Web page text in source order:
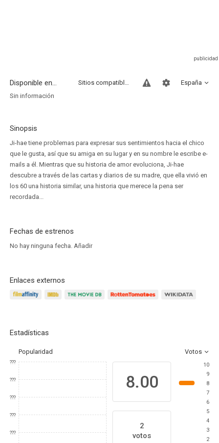
Disponible en... España
Sitios compatibles
Sin información
Sinopsis
Ji-hae tiene problemas para expresar sus sentimientos hacia el chico
que le gusta, así que su amiga en su lugar y en su nombre le escribe e-
mails a él. Mientras que su historia de amor evoluciona, Ji-hae
descubre a través de las cartas y diarios de su madre, que ella vivió en
los 60 una historia similar, una historia que merece la pena ser
recordada...
Fechas de estrenos
No hay ninguna fecha. Añadir
Enlaces externos
Estadísticas
Popularidad Votos
???
???
???
???
???
8.00
2
votos
10
9
8
7
6
5
4
3
2